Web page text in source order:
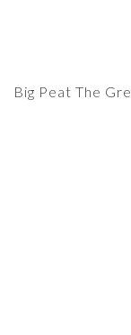
Big Peat The